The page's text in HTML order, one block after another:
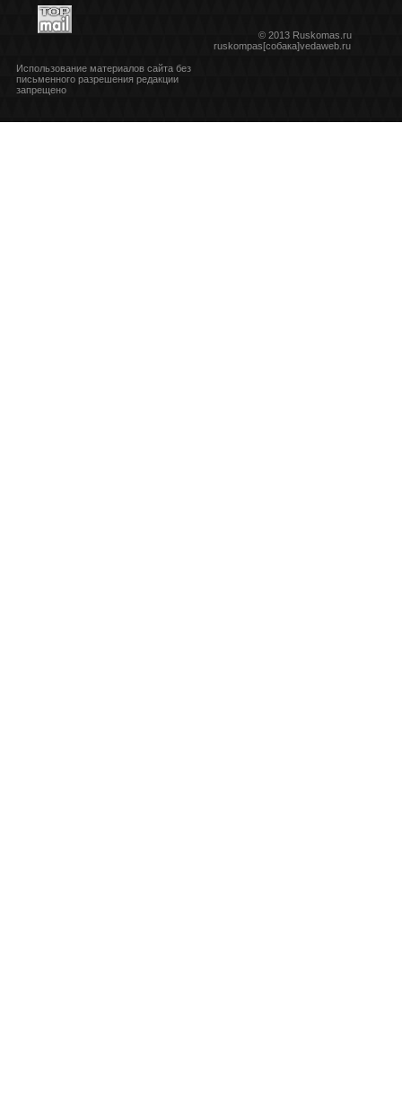
© 2013 Ruskomas.ru
ruskompas[собака]vedaweb.ru
Использование материалов сайта без
письменного разрешения редакции
запрещено